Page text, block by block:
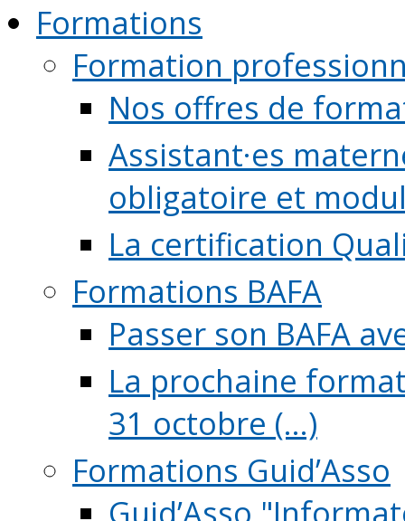
Formations
Formation
Nos offres de
Assistant·es
obligatoire et
La certification
Formations BAFA
Passer son BAFA
La prochaine
31 octobre (...)
Formations Guid’Asso
Guid’Asso